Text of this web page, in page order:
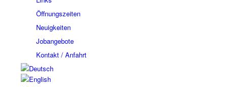
Öffnungszeiten
Neuigkeiten
Jobangebote
Kontakt / Anfahrt